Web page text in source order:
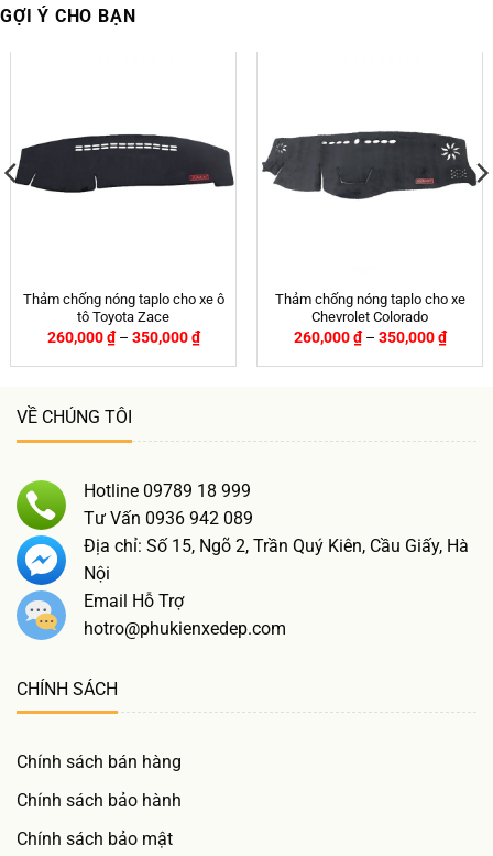
GỢI Ý CHO BẠN
Thảm chống nóng taplo cho xe ô
tô Toyota Zace
260,000₫ – 350,000₫
Thảm chống nóng taplo cho xe
Chevrolet Colorado
260,000₫ – 350,000₫
VỀ CHÚNG TÔI
Hotline 09789 18 999
Tư Vấn 0936 942 089
Địa chỉ: Số 15, Ngõ 2, Trần Quý Kiên, Cầu Giấy, Hà
Nội
Email Hỗ Trợ
hotro@phukienxedep.com
CHÍNH SÁCH
Chính sách bán hàng
Chính sách bảo hành
Chính sách bảo mật